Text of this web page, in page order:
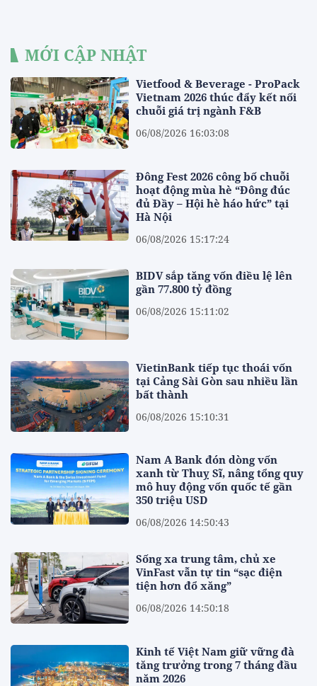
MỚI CẬP NHẬT
Vietfood & Beverage - ProPack
Vietnam 2026 thúc đẩy kết nối
chuỗi giá trị ngành F&B
06/08/2026 16:03:08
Đông Fest 2026 công bố chuỗi
hoạt động mùa hè “Đông đúc
đủ Đầy – Hội hè háo hức” tại
Hà Nội
06/08/2026 15:17:24
BIDV sắp tăng vốn điều lệ lên
gần 77.800 tỷ đồng
06/08/2026 15:11:02
VietinBank tiếp tục thoái vốn
tại Cảng Sài Gòn sau nhiều lần
bất thành
06/08/2026 15:10:31
Nam A Bank đón dòng vốn
xanh từ Thuỵ Sĩ, nâng tổng quy
mô huy động vốn quốc tế gần
350 triệu USD
06/08/2026 14:50:43
Sống xa trung tâm, chủ xe
VinFast vẫn tự tin “sạc điện
tiện hơn đổ xăng”
06/08/2026 14:50:18
Kinh tế Việt Nam giữ vững đà
tăng trưởng trong 7 tháng đầu
năm 2026